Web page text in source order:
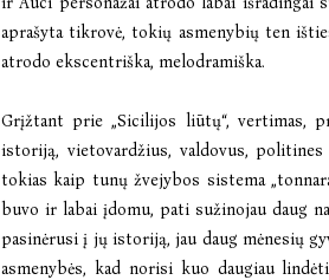
aprašyta tikrovė, tokių asmenybių ten
atrodo ekscentriška, melodramiška.
Grįžtant prie „Sicilijos liūtų“, vertimas,
istoriją, vietovardžius, valdovus,
tokias kaip tunų žvejybos sistema
buvo ir labai įdomu, pati sužinojau daug
pasinėrusi į jų istoriją, jau daug mėnesių
asmenybės, kad norisi kuo daugiau